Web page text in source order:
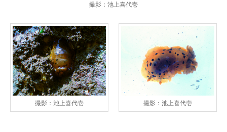
撮影：池上喜代壱
撮影：池上喜代壱 撮影：池上喜代壱